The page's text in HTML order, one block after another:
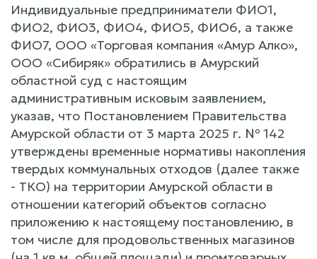
Индивидуальные предприниматели ФИО1,
ФИО2, ФИО3, ФИО4, ФИО5, ФИО6, а также
ФИО7, ООО «Торговая компания «Амур Алко»,
ООО «Сибиряк» обратились в Амурский
областной суд с настоящим
административным исковым заявлением,
указав, что Постановлением Правительства
Амурской области от 3 марта 2025 г. № 142
утверждены временные нормативы накопления
твердых коммунальных отходов (далее также
- ТКО) на территории Амурской области в
отношении категорий объектов согласно
приложению к настоящему постановлению, в
том числе для продовольственных магазинов